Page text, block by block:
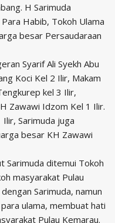
H Sarimuda
Habib, Tokoh Ulama
besar Persaudaraan
Syarif Ali Syekh Abu
Koci Kel 2 Ilir, Makam
kel 3 Ilir,
Zawawi Idzom Kel 1 Ilir.
Ilir, Sarimuda juga
besar KH Zawawi
Sarimuda ditemui Tokoh
masyarakat Pulau
Sarimuda, namun
ulama, membuat hati
Pulau Kemarau.